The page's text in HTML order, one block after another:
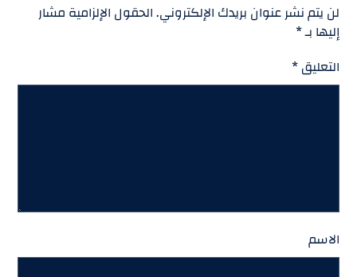
لن يتم نشر عنوان بريدك الإلكتروني.الحقول الإلزامية مشار
إليها بـ*
التعليق*
الاسم